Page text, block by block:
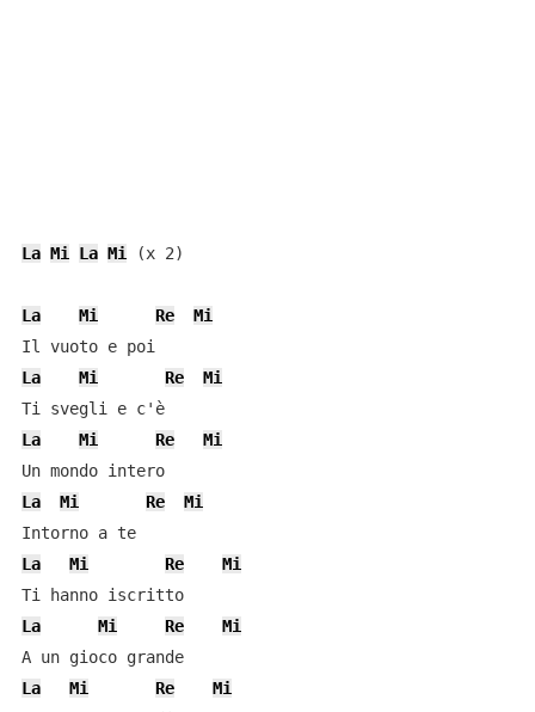
La Mi La Mi (x 2)
La Mi Re
Mi
La
Mi Re
Mi
Ti svegli e c'è
La
Mi Re
Mi
Un mondo intero
La
Mi Re
Mi
Intorno a te
La
Mi Re
Mi
Ti hanno iscritto
La
Mi Re
Mi
A un gioco grande
La
Mi Re
Mi